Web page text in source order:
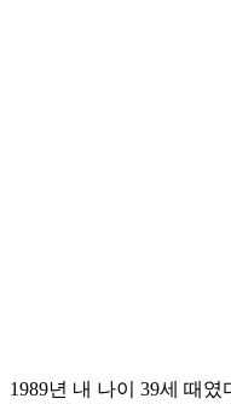
1989년 내 나이 39세 때